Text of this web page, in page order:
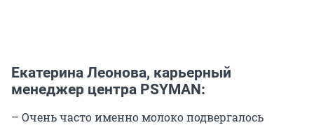
Екатерина Леонова, карьерный
менеджер центра PSYMAN:
– Очень часто именно молоко подвергалось